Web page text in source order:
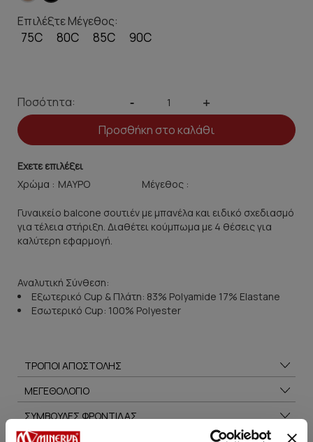
Επιλέξτε Μέγεθος:
75C 80C 85C 90C
Ποσότητα: - +
Προσθήκη στο καλάθι
Εχετε επιλέξει
Χρώμα :
Μέγεθος :
Γυναικείο balcone σουτιέν με μπανέλα και ειδικό σχεδιασμό
για τέλεια στήριξη. Διαθέτει κούμπωμα με 4 θέσεις για
καλύτερη εφαρμογή.
Αναλυτική Σύνθεση:
Εξωτερικό Cup & Πλάτη: 83% Polyamide 17% Elastane
Εσωτερικό Cup: 100% Polyester
ΤΡΟΠΟΙ ΑΠΟΣΤΟΛΗΣ
ΜΕΓΕΘΟΛΟΓΙΟ
ΣΥΜΒΟΥΛΕΣ ΦΡΟΝΤΙΔΑΣ